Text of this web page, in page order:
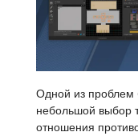
Одной из проблем
небольшой выбор
отношения